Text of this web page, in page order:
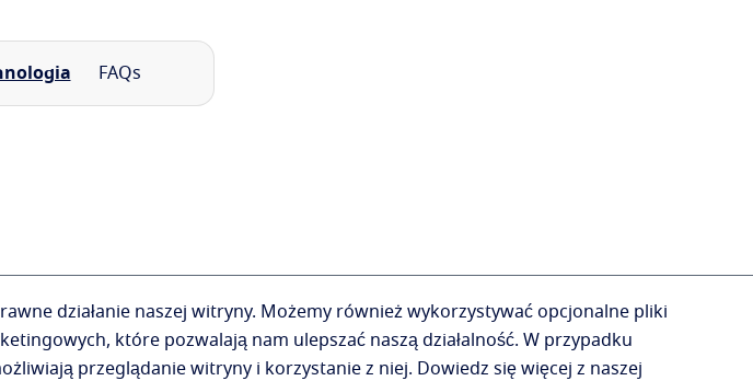
FAQs
działanie naszej witryny. Możemy również wykorzystywać opcjonalne pliki
które pozwalają nam ulepszać naszą działalność. W przypadku
przeglądanie witryny i korzystanie z niej.
Dowiedz się więcej z naszej